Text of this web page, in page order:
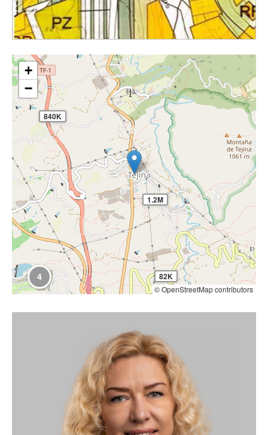
840K
82K
1.2M
4
+
−
© OpenStreetMap contributors